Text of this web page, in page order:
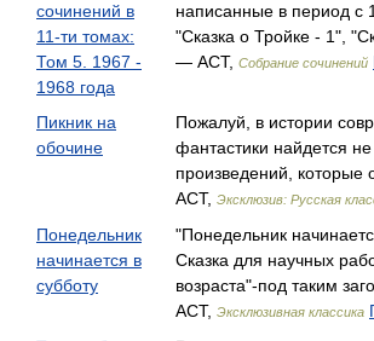
сочинений в
11-ти томах:
Том 5. 1967 -
1968 года
написанные в период с
"Сказка о Тройке - 1",
— АСТ, Собрание сочинений
Пикник на
обочине
Пожалуй, в истории
фантастики найдется
произведений,
АСТ, Эксклюзив: Русская
Понедельник
начинается в
субботу
"Понедельник
Сказка для научных
возраста"-под таким
АСТ, Эксклюзивная классика